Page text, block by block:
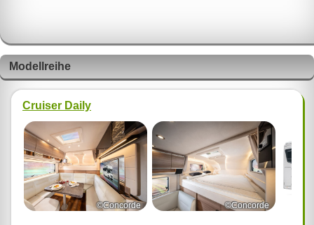
Modellreihe
Cruiser Daily
©Concorde ©Concorde